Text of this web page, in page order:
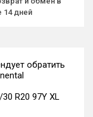
14 дней
обратить
R20 97Y XL